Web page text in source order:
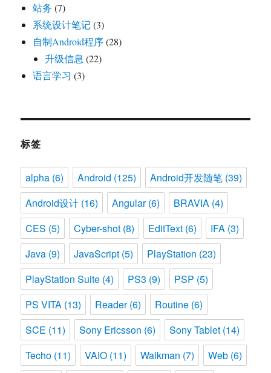
站务 (7)
系统设计笔记(3)
自制Android程序(28)
升级信息 (22)
语言学习 (3)
标签
alpha (6) Android (125) Android开发随笔 (39)
Android设计 (16) Angular(6) BRAVIA (4)
CES (5) Cyber-shot (8) EditText (6) IFA (3)
Java (9) JavaScript (5) PlayStation (23)
PlayStation Suite (4) PS3 (9) PSP (5)
PS VITA (13) Reader(6) Routine (6)
SCE (11) Sony Ericsson (6) Sony Tablet (14)
Techo (11) VAIO (11) Walkman (7) Web (6)